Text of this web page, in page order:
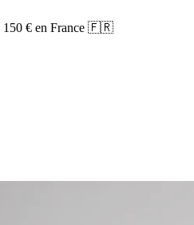
150 € en France 🇫🇷